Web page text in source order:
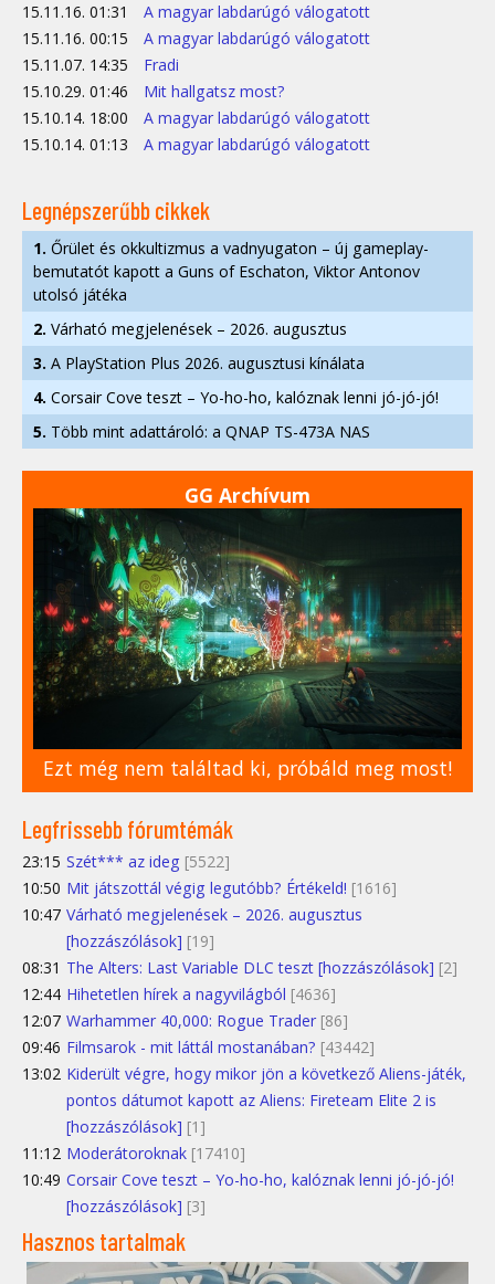
15.11.16. 01:31
A magyar labdarúgó válogatott
15.11.16. 00:15
A magyar labdarúgó válogatott
15.11.07. 14:35
Fradi
15.10.29. 01:46
Mit hallgatsz most?
15.10.14. 18:00
A magyar labdarúgó válogatott
15.10.14. 01:13
A magyar labdarúgó válogatott
Legnépszerűbb cikkek
1. Őrület és okkultizmus a vadnyugaton – új gameplay-
bemutatót kapott a Guns of Eschaton, Viktor Antonov
utolsó játéka
2. Várható megjelenések – 2026. augusztus
3. A PlayStation Plus 2026. augusztusi kínálata
4. Corsair Cove teszt – Yo-ho-ho, kalóznak lenni jó-jó-jó!
5. Több mint adattároló: a QNAP TS-473A NAS
GG Archívum
Ezt még nem találtad ki, próbáld meg most!
Legfrissebb fórumtémák
23:15 Szét*** az ideg [5522]
10:50 Mit játszottál végig legutóbb? Értékeld! [1616]
10:47 Várható megjelenések – 2026. augusztus
[hozzászólások] [19]
08:31 The Alters: Last Variable DLC teszt [hozzászólások] [2]
12:44 Hihetetlen hírek a nagyvilágból [4636]
12:07 Warhammer 40,000: Rogue Trader [86]
09:46 Filmsarok - mit láttál mostanában? [43442]
13:02 Kiderült végre, hogy mikor jön a következő Aliens-játék,
pontos dátumot kapott az Aliens: Fireteam Elite 2 is
[hozzászólások] [1]
11:12 Moderátoroknak [17410]
10:49 Corsair Cove teszt – Yo-ho-ho, kalóznak lenni jó-jó-jó!
[hozzászólások] [3]
Hasznos tartalmak